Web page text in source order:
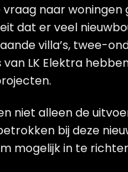
naar
dat er veel
villa’s, twee-
LK Elektra
niet alleen de
bij deze
mogelijk in te